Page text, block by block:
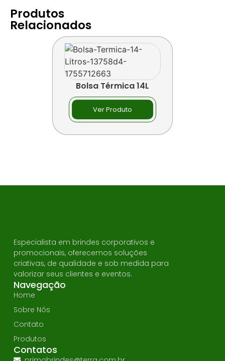
Produtos
Relacionados
Bolsa Térmica 14L
Ver Produto
Especialista em brindes corporativos e
promocionais, oferecemos soluções
criativas, de qualidade e sob medida para
valorizar seus clientes e eventos.
Navegação
Home
Sobre Nós
Contato
Produtos
Contatos